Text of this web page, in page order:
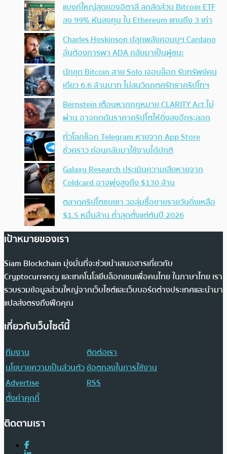
แบงก์ใหญ่สุดของอิตาลี ลดสัดส่วน Bitcoin ETF
ลง 99% หันลงทุน ใน Ethereum แทนถึง 3 เท่า
Charles Hoskinson ปลุกพลังคอมมูฯ Cardano
ลั่นต้องการพา ADA กลับมาเป็นผู้ชนะ
นักขุด Bitcoin สาย Solo เจอบล็อก รับทรัพย์คน
เดียว 6.6 ล้านบาท ไม่สนวิกฤตศรัทธาคริปโทฯ
Bernstein เตือนหากกฎหมาย CLARITY Act ไม่
ผ่าน อาจกดดันราคาคริปโตให้ดิ่งลงอีกระลอก
ทั่วโลกช็อก Telegram หายจาก App Store
ชั่วคราว ก่อนกลับมาใช้งานได้ปกติ
Galaxy Research ประเมินความเสียหายจาก
Coldcard อาจพุ่งสูงถึง $130 ล้าน
ตลาดคริปโตซบเซา วอลุ่มซื้อขายรายวันดิ่งเหลือ
$1.5 หมื่นล้าน ต่ำสุดตั้งแต่ต้นปี 2026
เป้าหมายของเรา
Siam Blockchain มุ่งมั่นที่จะช่วยนำเสนอสารเกี่ยวกับ
Cryptocurrency และเทคโนโลยีบล็อกเชนเพื่อคนไทย ในภาษาไทย เรา
รวบรวมข้อมูลส่วนใหญ่จากเว็บไซต์และเว็บบอร์ดต่างประเทศและนำมา
แปลส่งตรงถึงฟีดคุณ
เกี่ยวกับเว็บไซต์นี้
ทีมงาน
ติดต่อเรา
นโยบายความเป็นส่วนตัวข้อตกลงในการใช้งาน
Advertise
RSS
ตั้งค่าคุกกี้
ติดตามเรา